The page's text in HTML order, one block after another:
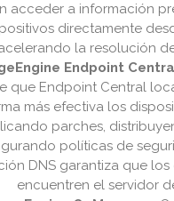
acceder a información
directamente
la resolución
Endpoint
que Endpoint Central
más efectiva los
parches,
políticas de
DNS garantiza que
encuentren el servidor